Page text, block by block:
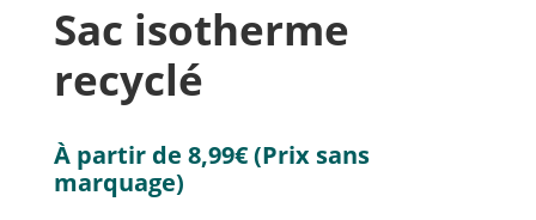
Sac isotherme
recyclé
À partir de 8,99€(Prix sans
marquage)